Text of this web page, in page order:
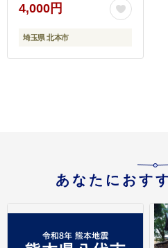
4,000円
埼玉県 北本市
あなたにおす